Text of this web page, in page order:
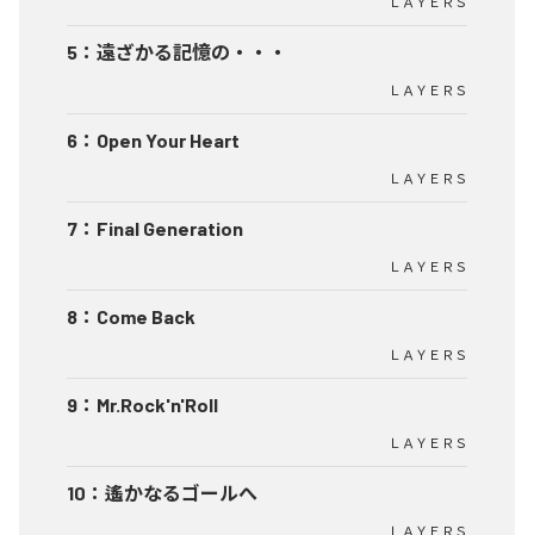
5 ： 遠ざかる記憶の・・・
ＬＡＹＥＲＳ
6 ： Open Your Heart
ＬＡＹＥＲＳ
7 ： Final Generation
ＬＡＹＥＲＳ
8 ： Come Back
ＬＡＹＥＲＳ
9 ： Mr.Rock'n'Roll
ＬＡＹＥＲＳ
10 ： 遙かなるゴールへ
ＬＡＹＥＲＳ